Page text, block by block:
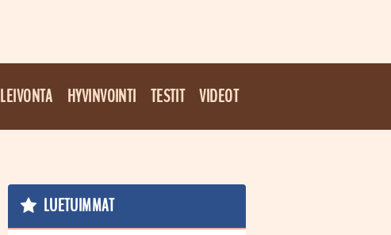
LEIVONTA HYVINVOINTI TESTIT VIDEOT
LUETUIMMAT